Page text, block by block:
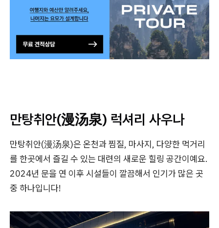
만탕취안(漫汤泉) 럭셔리 사우나
만탕취안(漫汤泉)은 온천과 찜질, 마사지, 다양한 먹거리
를 한곳에서 즐길 수 있는 대련의 새로운 힐링 공간이예요.
2024년 문을 연 이후 시설들이 깔끔해서 인기가 많은 곳
중 하나입니다!